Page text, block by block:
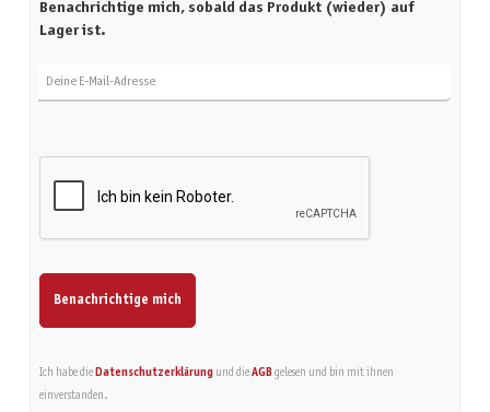
Benachrichtige mich, sobald das Produkt (wieder) auf
Lager ist.
Benachrichtige mich
Ich habe die Datenschutzerklärungund die AGBgelesen und bin mit ihnen
einverstanden.